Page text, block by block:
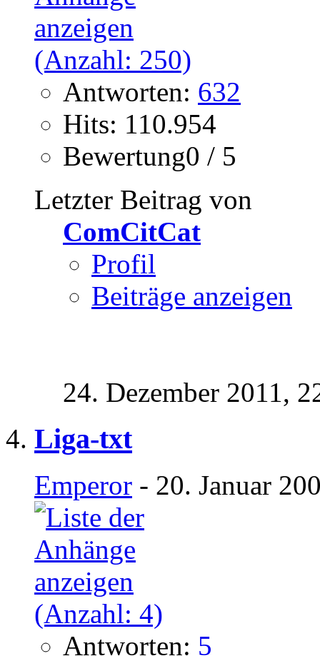
Antworten: 632
Hits: 110.954
Bewertung0 / 5
Letzter Beitrag von
ComCitCat
Profil
Beiträge anzeigen
24. Dezember 2011,
Liga-txt
Emperor - 20. Januar
Antworten: 5